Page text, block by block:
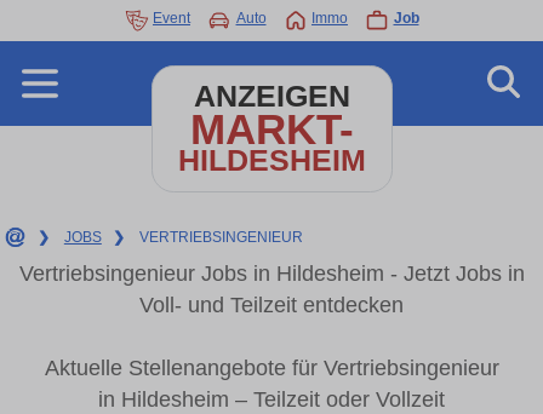
Event Auto Immo Job
ANZEIGEN
MARKT-
HILDESHEIM
❯ JOBS ❯ VERTRIEBSINGENIEUR
Vertriebsingenieur Jobs in Hildesheim - Jetzt Jobs in
Voll- und Teilzeit entdecken
Aktuelle Stellenangebote für Vertriebsingenieur
in Hildesheim – Teilzeit oder Vollzeit